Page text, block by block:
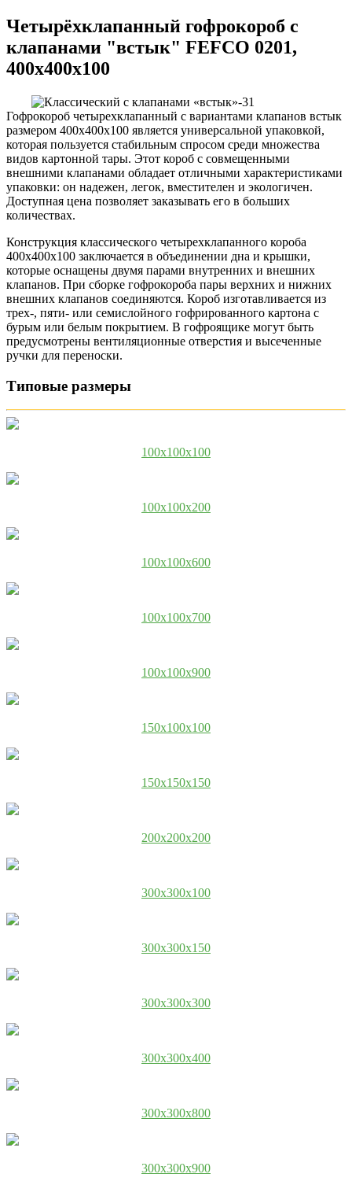
Четырёхклапанный гофрокороб с
клапанами "встык" FEFCO 0201,
400x400x100
Гофрокороб четырехклапанный с вариантами клапанов встык
размером 400х400х100 является универсальной упаковкой,
которая пользуется стабильным спросом среди множества
видов картонной тары. Этот короб с совмещенными
внешними клапанами обладает отличными характеристиками
упаковки: он надежен, легок, вместителен и экологичен.
Доступная цена позволяет заказывать его в больших
количествах.
Конструкция классического четырехклапанного короба
400х400х100 заключается в объединении дна и крышки,
которые оснащены двумя парами внутренних и внешних
клапанов. При сборке гофрокороба пары верхних и нижних
внешних клапанов соединяются. Короб изготавливается из
трех-, пяти- или семислойного гофрированного картона с
бурым или белым покрытием. В гофроящике могут быть
предусмотрены вентиляционные отверстия и высеченные
ручки для переноски.
Типовые размеры
100x100x100
100x100x200
100x100x600
100x100x700
100x100x900
150x100x100
150x150x150
200x200x200
300x300x100
300x300x150
300x300x300
300x300x400
300x300x800
300x300x900